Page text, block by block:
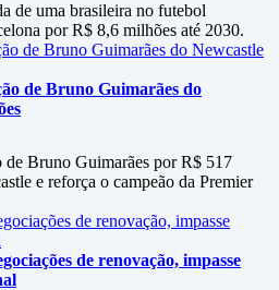
de uma brasileira no futebol
por R$ 8,6 milhões até 2030.
de Bruno Guimarães do
Bruno Guimarães por R$ 517
e reforça o campeão da Premier
de renovação, impasse